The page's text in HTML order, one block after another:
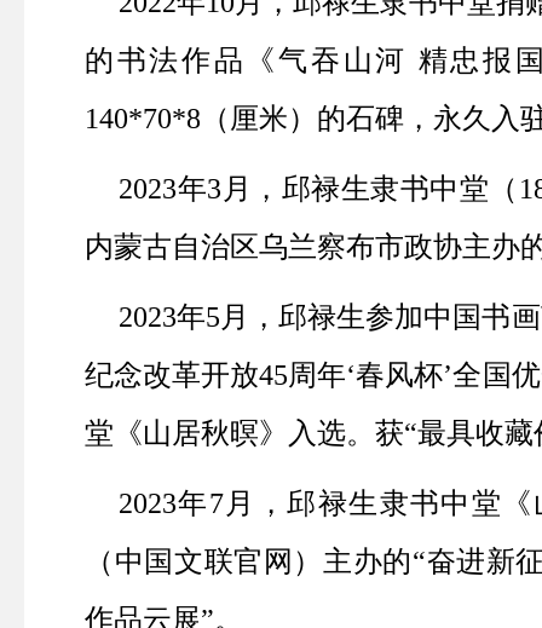
的书法作品《气吞山河 精忠报
140*70*8 （厘米）的石碑，永久入
2023年3 月，邱禄生隶书中堂（
内蒙古自治区乌兰察布市政协主办
2023年5 月，邱禄生参加中国书
纪念改革开放45周年‘春风杯’全国
堂《山居秋暝》入选。获“最具收藏
2023年7月，邱禄生隶书中堂
（中国文联官网）主办的“奋进
作品云展”。